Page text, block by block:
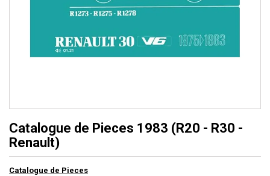
Catalogue de Pieces 1983 (R20 - R30 -
Renault)
Catalogue de Pieces